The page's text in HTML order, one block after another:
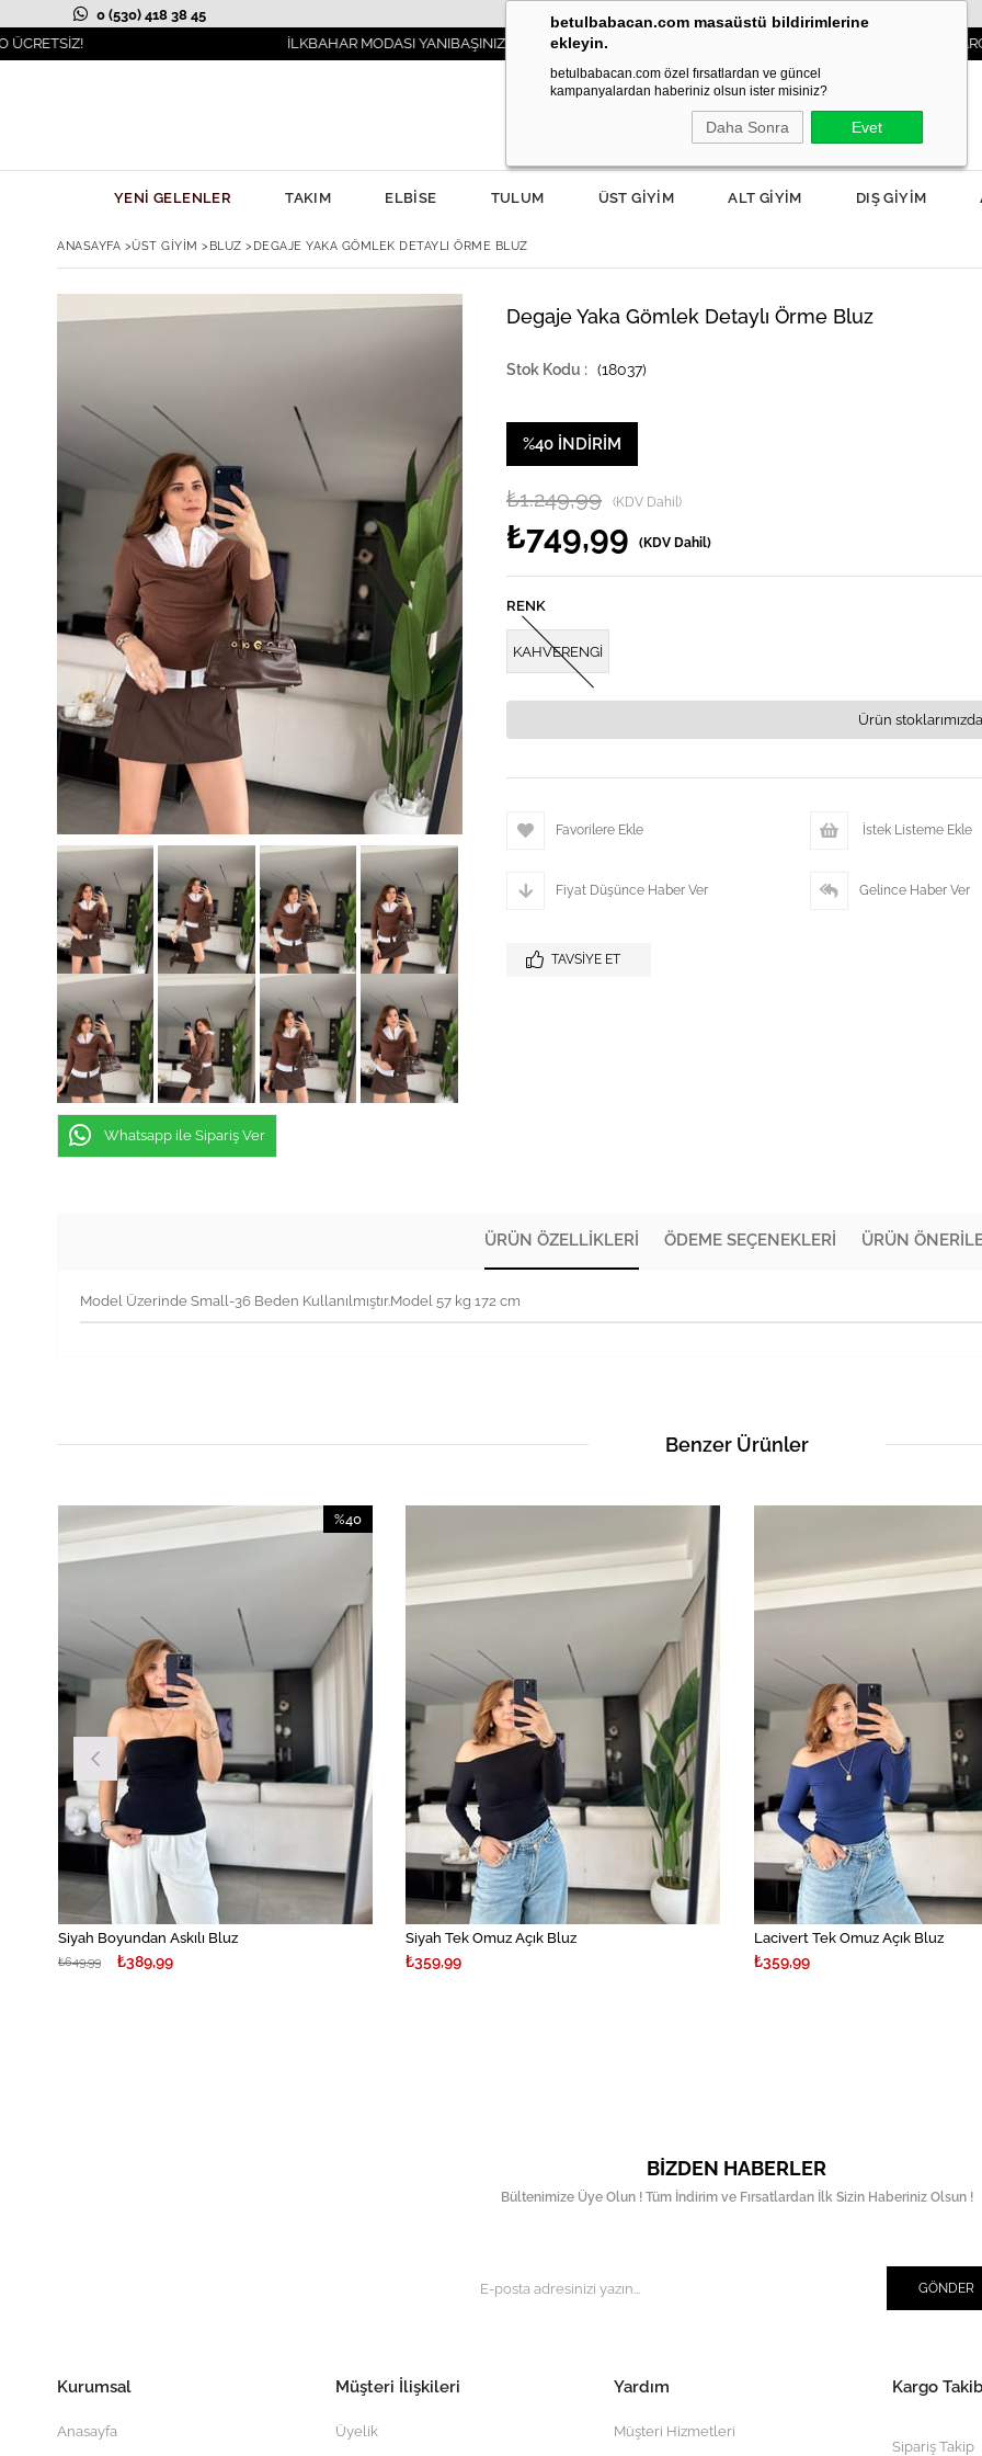
0 (530) 418 38 45
İLKBAHAR MODASI YANIBAŞINIZDA! 3000TL VE ÜZERİ SİPARİŞLERDE KARGO
betulbabacan.com masaüstü bildirimlerine
ekleyin.
betulbabacan.com özel fırsatlardan ve güncel
kampanyalardan haberiniz olsun ister misiniz?
Daha Sonra Evet
YENİ GELENLER TAKIM ELBİSE TULUM ÜST GİYİM ALT GİYİM DIŞ GİYİM
ANASAYFA >ÜST GİYİM > BLUZ > DEGAJE YAKA GÖMLEK DETAYLI ÖRME BLUZ
Whatsapp ile Sipariş Ver
Degaje Yaka Gömlek Detaylı Örme Bluz
(18037)
%40 İNDIRIM
₺1.249,99 (KDV Dahil)
₺749,99 (KDV Dahil)
RENK
KAHVERENGİ
Ürün
Favorilere Ekle İstek Listeme Ekle
Fiyat Düşünce Haber Ver Gelince Haber Ver
TAVSIYE ET
ÜRÜN ÖZELLIKLERI ÖDEME SEÇENEKLERI ÜRÜN
Model Üzerinde Small-36 Beden Kullanılmıştır.Model 57 kg 172 cm
Benzer Ürünler
Siyah Boyundan Askılı Bluz
₺389,99
₺649,99
%40
%40İndirim
Siyah Tek Omuz Açık Bluz
₺359,99
Lacivert Tek Omuz Açık Bluz
₺359,99
BIZDEN HABERLER
Bültenimize Üye Olun ! Tüm İndirim ve Fırsatlardan İlk Sizin Haberiniz Olsun !
GÖNDER
Kurumsal
Anasayfa
Müşteri İlişkileri
Üyelik
Yardım
Müşteri Hizmetleri
Kargo
Sipariş Takip